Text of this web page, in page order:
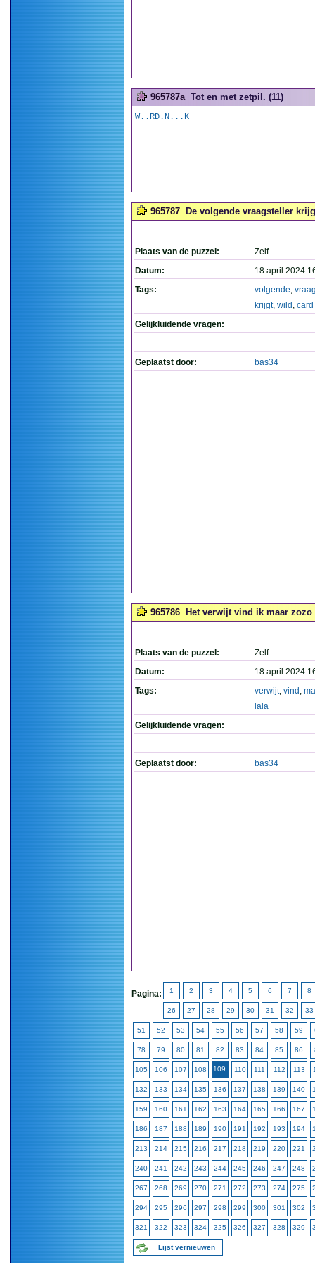
965787a Tot en met zetpil. (11)
W..RD.N...K
965787 De volgende vraagsteller
Plaats van de puzzel:
Zelf
Datum:
18 april 2024
Tags:
volgende,
krijgt, wild , card
Gelijkluidende vragen:
Geplaatst door: bas34
965786 Het verwijt vind ik maar zozo
Plaats van de puzzel:
Zelf
Datum:
18 april 2024
Tags:
verwijt, vind ,
lala
Gelijkluidende vragen:
Geplaatst door: bas34
Pagina: 1 2 3 4 5 6 7 8
26 27 28 29 30 31 32 33
51 52 53 54 55 56 57 58 59
78 79 80 81 82 83 84 85 86
105 106 107 108 109 110 111 112 113
132 133 134 135 136 137 138 139 140
159 160 161 162 163 164 165 166 167
186 187 188 189 190 191 192 193 194
213 214 215 216 217 218 219 220 221
240 241 242 243 244 245 246 247 248
267 268 269 270 271 272 273 274 275
294 295 296 297 298 299 300 301 302
321 322 323 324 325 326 327 328 329
Lijst vernieuwen